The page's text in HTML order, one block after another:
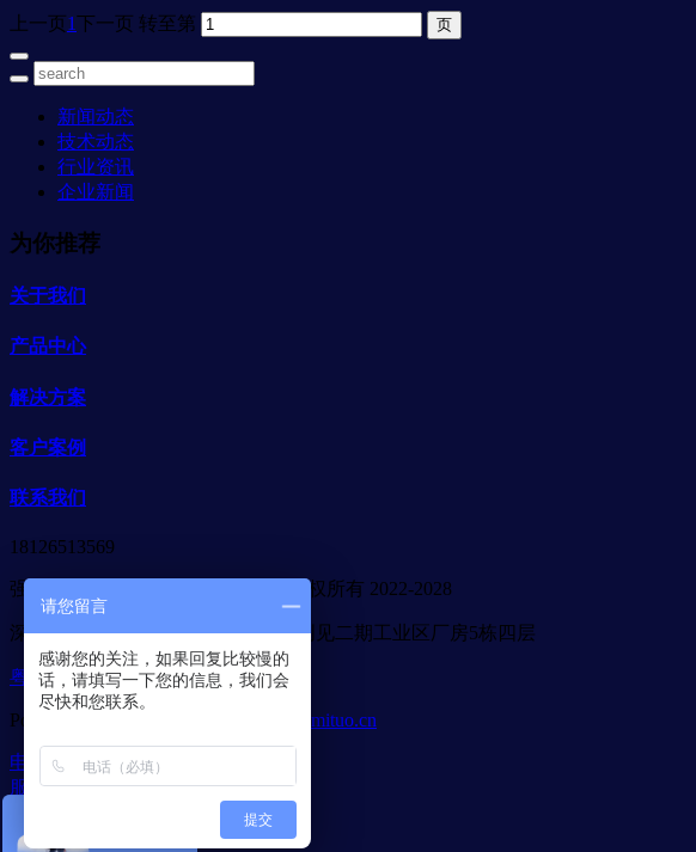
上一页1下一页 转至第
新闻动态
技术动态
行业资讯
企业新闻
为你推荐
关于我们
产品中心
解决方案
客户案例
联系我们
18126513569
强力巨彩广东省代理商-合木光电 版权所有 2022-2028
深圳市宝安区石岩街道应人石社区创见二期工业区厂房5栋四层
粤ICP备2022093632号
Powered by mituo.cn
电话咨询
服务项目
解决方案
请您留言
感谢您的关注，如果回复比较慢的
话，请填写一下您的信息，我们会
尽快和您联系。
提交